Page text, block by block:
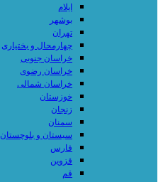
ایلام
بوشهر
تهران
چهارمحال و بختیاری
خراسان جنوبی
خراسان رضوی
خراسان شمالی
خوزستان
زنجان
سمنان
سیستان و بلوچستان
فارس
قزوین
قم